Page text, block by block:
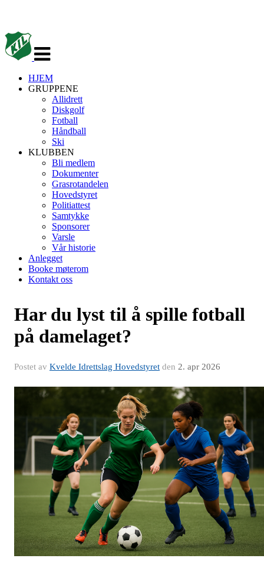
navigasjon
HJEM
GRUPPENE
Allidrett
Diskgolf
Fotball
Håndball
Ski
KLUBBEN
Bli medlem
Dokumenter
Grasrotandelen
Hovedstyret
Politiattest
Samtykke
Sponsorer
Varsle
Vår historie
Anlegget
Booke møterom
Kontakt oss
Har du lyst til å spille fotball
på damelaget?
Postet av Kvelde Idrettslag Hovedstyret den 2. apr 2026